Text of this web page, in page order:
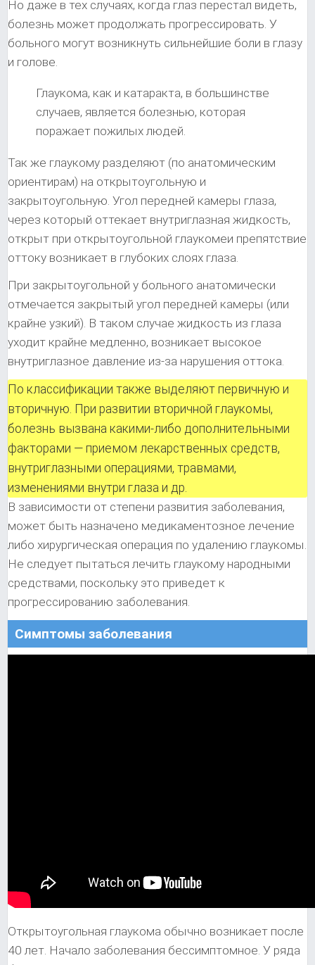
Но даже в тех случаях, когда глаз перестал видеть,
болезнь может продолжать прогрессировать. У
больного могут возникнуть сильнейшие боли в глазу
и голове.
Глаукома, как и катаракта, в большинстве
случаев, является болезнью, которая
поражает пожилых людей.
Так же глаукому разделяют (по анатомическим
ориентирам) на открытоугольную и
закрытоугольную. Угол передней камеры глаза,
через который оттекает внутриглазная жидкость,
открыт при открытоугольной глаукомеи препятствие
оттоку возникает в глубоких слоях глаза.
При закрытоугольной у больного анатомически
отмечается закрытый угол передней камеры (или
крайне узкий). В таком случае жидкость из глаза
уходит крайне медленно, возникает высокое
внутриглазное давление из-за нарушения оттока.
По классификации также выделяют первичную и
вторичную. При развитии вторичной глаукомы,
болезнь вызвана какими-либо дополнительными
факторами — приемом лекарственных средств,
внутриглазными операциями, травмами,
изменениями внутри глаза и др.
В зависимости от степени развития заболевания,
может быть назначено медикаментозное лечение
либо хирургическая операция по удалению глаукомы.
Не следует пытаться лечить глаукому народными
средствами, поскольку это приведет к
прогрессированию заболевания.
Симптомы заболевания
Открытоугольная глаукома обычно возникает после
40 лет. Начало заболевания бессимптомное. У ряда